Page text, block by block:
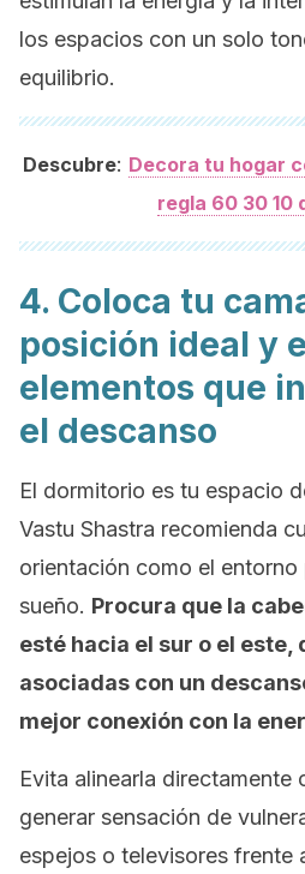
los espacios con un solo
equilibrio.
Descubre: Decora tu hogar
regla 60 30 10
4. Coloca tu
posición ideal y
elementos que
el descanso
El dormitorio es tu espacio
Vastu Shastra recomienda
orientación como el
sueño. Procura que la
esté hacia el sur o el este,
asociadas con un
mejor conexión con la
Evita alinearla directamente
generar sensación de
espejos o televisores frente